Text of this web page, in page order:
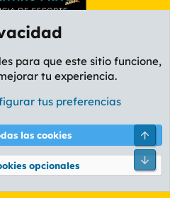
Política de privacidad Ayuda
2026 XenForo Ltd.
para que este sitio funcione,
tu experiencia.
tus preferencias
las cookies
opcionales
Pie